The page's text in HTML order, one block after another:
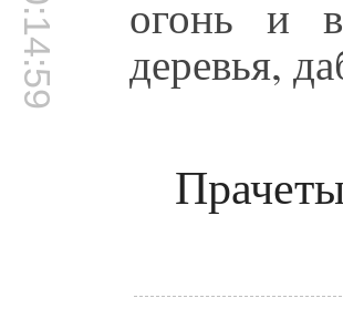
00:14:59 огонь и
деревья,